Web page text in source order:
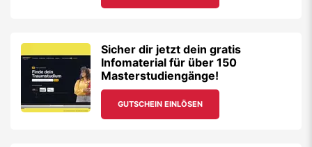
Sicher dir jetzt dein gratis
Infomaterial für über 150
Masterstudiengänge!
GUTSCHEIN EINLÖSEN